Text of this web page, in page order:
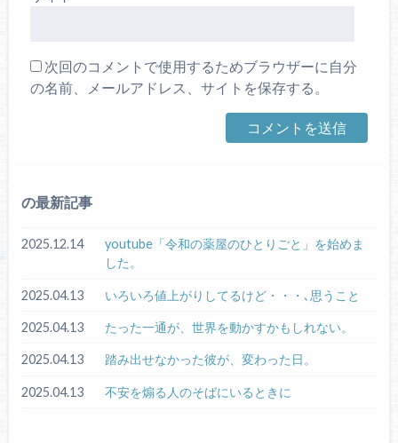
次回のコメントで使用するためブラウザーに自分
の名前、メールアドレス、サイトを保存する。
の最新記事
2025.12.14
youtube「令和の薬屋のひとりごと」を始めま
した。
2025.04.13 いろいろ値上がりしてるけど・・・､思うこと
2025.04.13 たった一通が、世界を動かすかもしれない。
2025.04.13 踏み出せなかった彼が、変わった日。
2025.04.13 不安を煽る人のそばにいるときに